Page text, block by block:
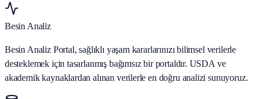
Besin Analiz
Besin Analiz Portal, sağlıklı yaşam kararlarınızı bilimsel verilerle
desteklemek için tasarlanmış bağımsız bir portaldır. USDA ve
akademik kaynaklardan alınan verilerle en doğru analizi sunuyoruz.